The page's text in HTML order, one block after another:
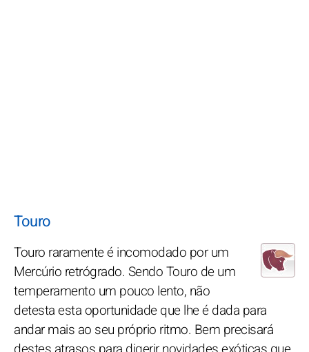
Touro
Touro raramente é incomodado por um
Mercúrio retrógrado. Sendo Touro de um
temperamento um pouco lento, não
detesta esta oportunidade que lhe é dada para
andar mais ao seu próprio ritmo. Bem precisará